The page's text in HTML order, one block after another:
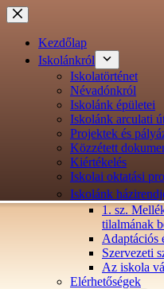
Ugrás
a
tartalomraKezdőlap
Iskolánkról
Iskolatörténet
Névadónkról
Iskolánk épületei
Iskolánk arculati
Projektek és
Közzétett
Kiértékelés
Iskolai oktatási
Iskolánk
1. sz.
tilalmának
Adaptációs
Szervezeti
Az iskola
Elérhetőségek